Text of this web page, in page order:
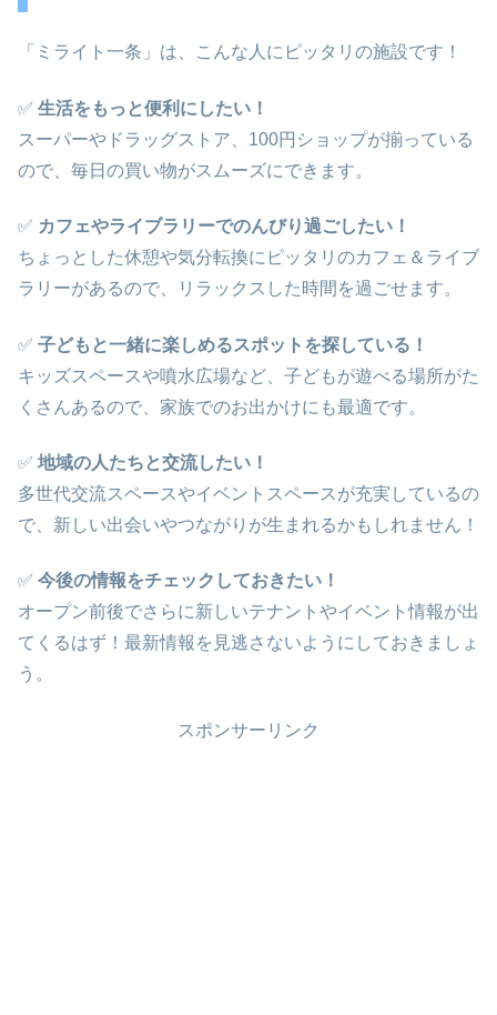
「ミライト一条」は、こんな人にピッタリの施設です！
✅ 生活をもっと便利にしたい！
スーパーやドラッグストア、100円ショップが揃っている
ので、毎日の買い物がスムーズにできます。
✅ カフェやライブラリーでのんびり過ごしたい！
ちょっとした休憩や気分転換にピッタリのカフェ＆ライブ
ラリーがあるので、リラックスした時間を過ごせます。
✅ 子どもと一緒に楽しめるスポットを探している！
キッズスペースや噴水広場など、子どもが遊べる場所がた
くさんあるので、家族でのお出かけにも最適です。
✅ 地域の人たちと交流したい！
多世代交流スペースやイベントスペースが充実しているの
で、新しい出会いやつながりが生まれるかもしれません！
✅ 今後の情報をチェックしておきたい！
オープン前後でさらに新しいテナントやイベント情報が出
てくるはず！最新情報を見逃さないようにしておきましょ
う。
スポンサーリンク